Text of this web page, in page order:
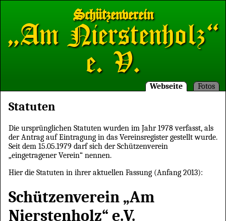
Schützenverein
„Am Nierstenholz“
e. V.
Webseite Fotos
Statuten
Die ursprünglichen Statuten wurden im Jahr 1978 verfasst, als
der Antrag auf Eintragung in das Vereinsregister gestellt wurde.
Seit dem 15.05.1979 darf sich der Schützenverein
„eingetragener Verein“ nennen.
Hier die Statuten in ihrer aktuellen Fassung (Anfang 2013):
Schützenverein „Am
Nierstenholz“ e.V.